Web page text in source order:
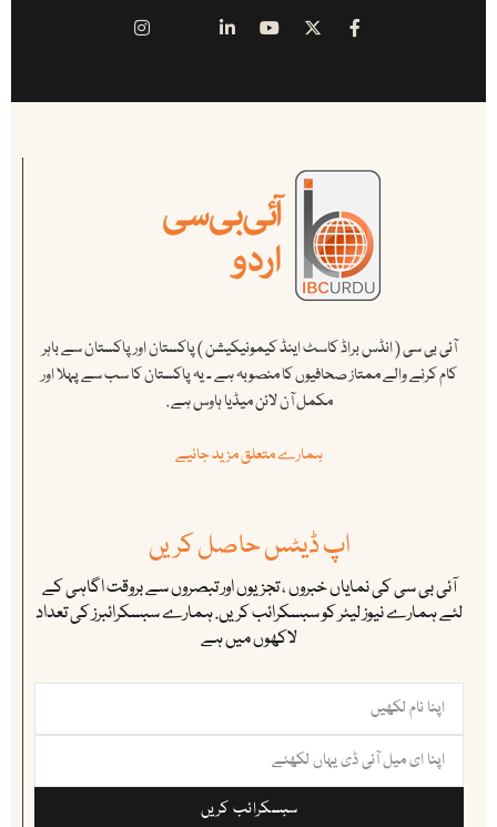
آئی بی سی ( انڈس براڈ کاسٹ اینڈ کیمونیکیشن ) پاکستان اور پاکستان سے باہر
کام کرنے والے ممتاز صحافیوں کا منصوبہ ہے ۔ یہ پاکستان کا سب سے پہلا اور
مکمل آن لائن میڈیا ہاوس ہے .
ہمارے متعلق مزید جانیے
اپ ڈیٹس حاصل کریں
آئی بی سی کی نمایاں خبروں ، تجزیوں اور تبصروں سے بروقت اگاہی کے
لئے ہمارے نیوز لیٹر کو سبسکرائب کریں. ہمارے سبسکرائبرز کی تعداد
لاکھوں میں ہے
سبسکرائب کریں